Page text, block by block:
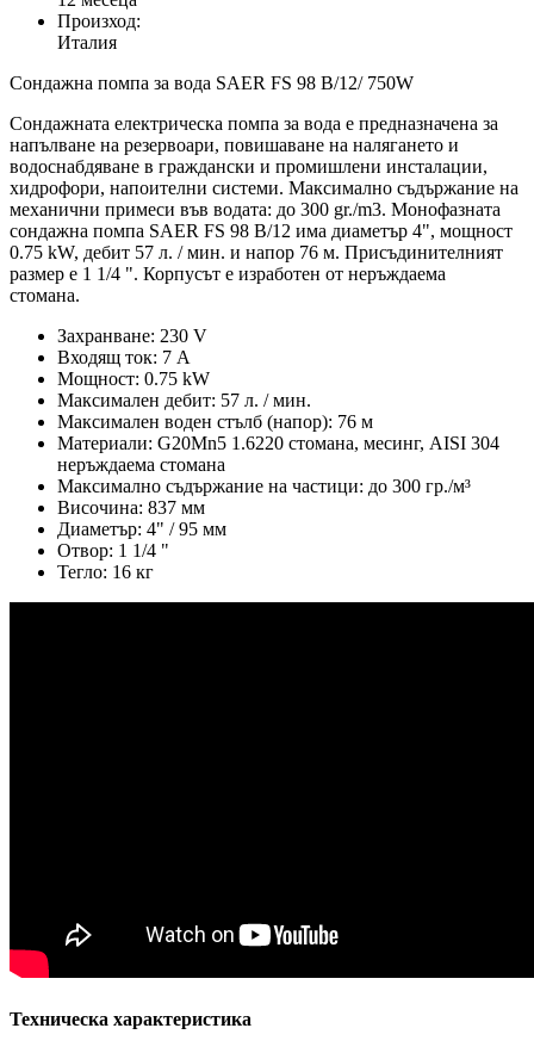
Произход:
Италия
Сондажна помпа за вода SAER FS 98 B/12/ 750W
Сондажната електрическа помпа за вода е предназначена за
напълване на резервоари, повишаване на налягането и
водоснабдяване в граждански и промишлени инсталации,
хидрофори, напоителни системи. Максимално съдържание на
механични примеси във водата: до 300 gr./m3. Монофазната
сондажна помпа SAER FS 98 B/12 има диаметър 4", мощност
0.75 kW, дебит 57 л. / мин. и напор 76 м. Присъдинителният
размер е 1 1/4 ". Корпусът е изработен от неръждаема
стомана.
Захранване: 230 V
Входящ ток: 7 А
Мощност: 0.75 kW
Максимален дебит: 57 л. / мин.
Максимален воден стълб (напор): 76 м
Материали: G20Mn5 1.6220 стомана, месинг, AISI 304
неръждаема стомана
Максимално съдържание на частици: до 300 гр./м³
Височина: 837 мм
Диаметър: 4" / 95 мм
Oтвор: 1 1/4 "
Тегло: 16 кг
Техническа характеристика